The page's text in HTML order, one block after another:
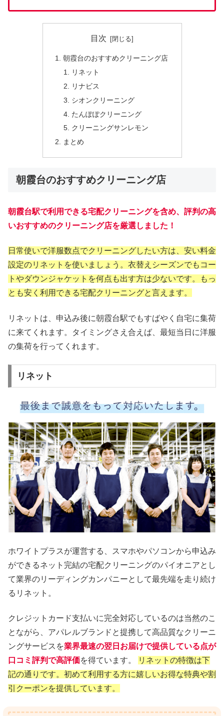
目次
朝霞台のおすすめクリーニング店
リネット
リナビス
シオンクリーニング
たんぽぽクリーニング
クリーニングサンレモン
まとめ
朝霞台のおすすめクリーニング店
朝霞台駅で利用できる宅配クリーニングを含め、評判の高
いおすすめのクリーニング店を厳選しました！
日常使いで洋服数点でクリーニングしたい方は、安い料金
設定のリネットを使いましょう。衣替えシーズンでもコー
トやダウンジャケットを何点も出す方は少ないです。もっ
とも安く利用できる宅配クリーニングと言えます。
リネットは、申込み後に朝霞台駅でもすばやく自宅に集荷
に来てくれます。タイミングさえ合えば、最短当日に洋服
の集荷を行ってくれます。
リネット
ホワイトプラスが運営する、スマホやパソコンから申込み
ができるネット完結の宅配クリーニングのパイオニアとし
て業界のリーディングカンパニーとして最先端を走り続け
るリネット。
クレジットカード支払いに完全対応しているのは当然のこ
とながら、アパレルブランドと提携して高品質なクリーニ
ングサービスを業界最速の翌日お届けで提供している点が
口コミ評判で高評価を得ています。
リネットの特徴は下
記の通りです。初めて利用する方に嬉しいお得な特典や割
引クーポンを提供しています。